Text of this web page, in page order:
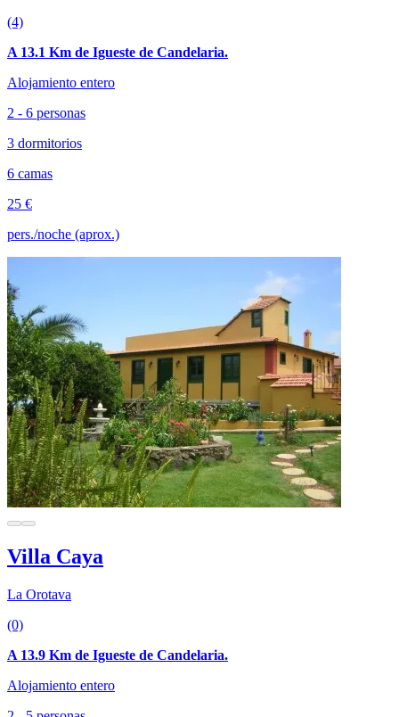
(4)
A 13.1 Km de Igueste de Candelaria.
Alojamiento entero
2 - 6 personas
3 dormitorios
6 camas
25 €
pers./noche (aprox.)
Villa Caya
La Orotava
(0)
A 13.9 Km de Igueste de Candelaria.
Alojamiento entero